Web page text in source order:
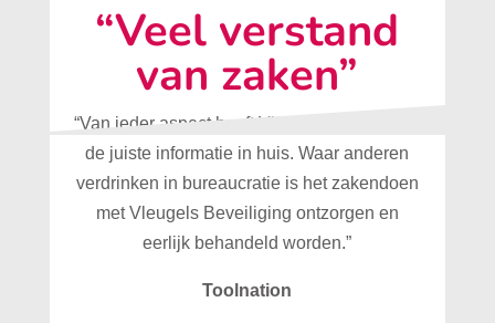
“Veel verstand
van zaken”
“Van ieder aspect heeft Vleugels Beveiliging
de juiste informatie in huis. Waar anderen
verdrinken in bureaucratie is het zakendoen
met Vleugels Beveiliging ontzorgen en
eerlijk behandeld worden.”
Toolnation